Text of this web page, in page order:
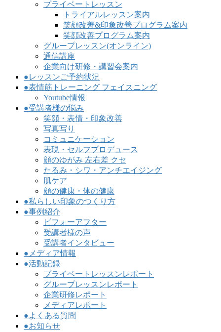
プライベートレッスン
トライアルレッスン案内
笑顔改善&印象改善プログラム案内
笑顔改善プログラム案内
グループレッスン(オンライン)
通信講座
企業向け研修・講習会案内
●レッスンご予約状況
●表情筋トレーニング フェイスニング
Youtube情報
●受講者様の悩み
笑顔・表情・印象改善
写真写り
コミュニケーション
表現・セルフプロデュース
顔のゆがみ 左右差 クセ
たるみ・シワ・アンチエイジング
肌ケア
顔の健康・体の健康
●私らしい印象のつくり方
●事例紹介
ビフォーアフター
受講者様の声
受講者インタビュー
●メディア情報
●活動記録
プライベートレッスンレポート
グループレッスンレポート
企業研修レポート
メディアレポート
●よくある質問
●お知らせ